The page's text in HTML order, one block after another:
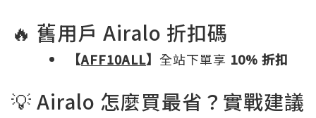
🔥 舊用戶 Airalo 折扣碼
【AFF10ALL】 全站下單享 10% 折扣
💡 Airalo 怎麼買最省？實戰建議